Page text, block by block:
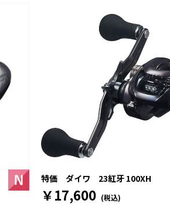
特価 ダイワ 23紅牙 100XH
￥17,600 (税込)